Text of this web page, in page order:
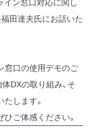
イン窓口対応に関し
田達夫氏にお話いた
窓口の使用デモのご
DXの取り組み、そ
します。
ご体感ください。